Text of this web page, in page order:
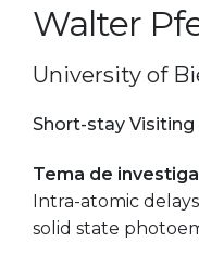
Walter
University of
Short-stay Visiting
Tema de
Intra-atomic
solid state